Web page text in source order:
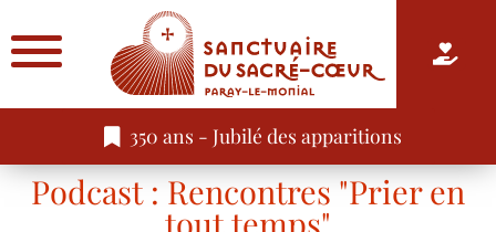
350 ans - Jubilé des apparitions
Podcast : Rencontres "Prier en
tout temps"